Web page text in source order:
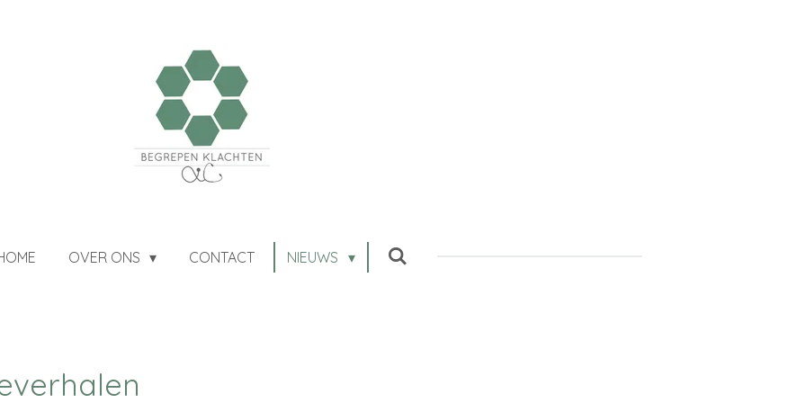
OVER ONS CONTACT NIEUWS